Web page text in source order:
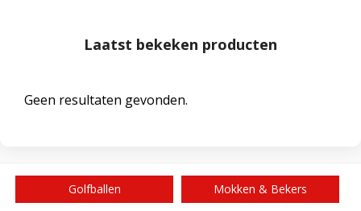
Laatst bekeken producten
Geen resultaten gevonden.
Golfballen Mokken & Bekers